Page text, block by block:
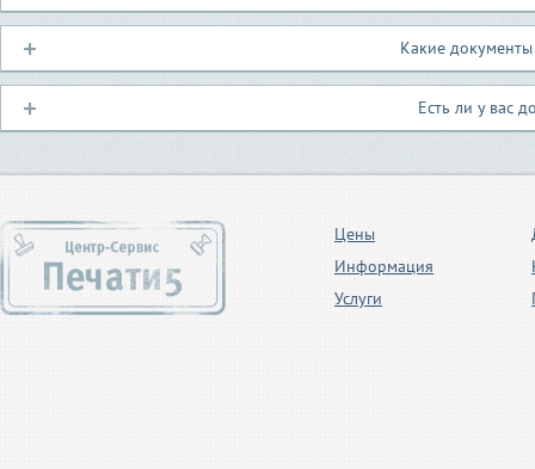
Какие
Есть ли у вас
Цены
Информация
Услуги